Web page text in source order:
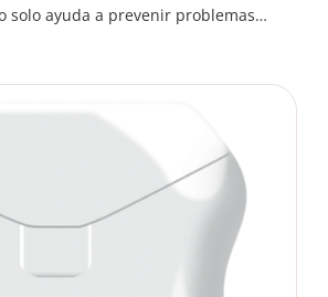
solo ayuda a prevenir problemas